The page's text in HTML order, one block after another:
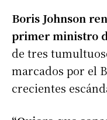
Boris Johnson
primer ministro
de tres
marcados por el
crecientes